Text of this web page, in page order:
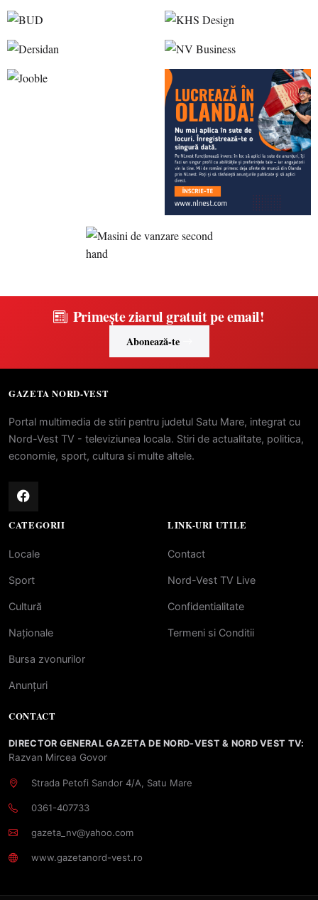
Primește ziarul gratuit pe email!
Abonează-te
GAZETA NORD-VEST
Portal multimedia de stiri pentru judetul Satu Mare, integrat cu
Nord-Vest TV - televiziunea locala. Stiri de actualitate, politica,
economie, sport, cultura si multe altele.
CATEGORII
Locale
Sport
Cultură
Naționale
Bursa zvonurilor
Anunțuri
LINK-URI UTILE
Contact
Nord-Vest TV Live
Confidentialitate
Termeni si Conditii
CONTACT
DIRECTOR GENERAL GAZETA DE NORD-VEST & NORD VEST TV:
Razvan Mircea Govor
Strada Petofi Sandor 4/A, Satu Mare
0361-407733
gazeta_nv@yahoo.com
www.gazetanord-vest.ro